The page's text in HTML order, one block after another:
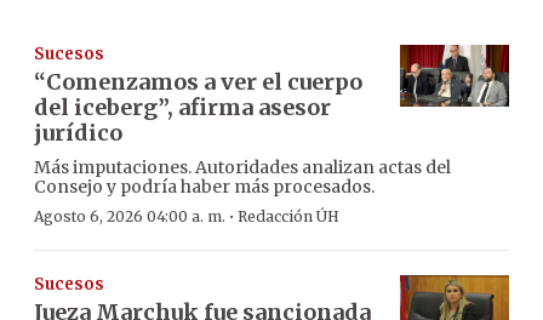
Sucesos
“Comenzamos a ver el cuerpo
del iceberg”, afirma asesor
jurídico
Más imputaciones. Autoridades analizan actas del
Consejo y podría haber más procesados.
Agosto 6, 2026 04:00 a. m. · Redacción ÚH
Sucesos
Jueza Marchuk fue sancionada